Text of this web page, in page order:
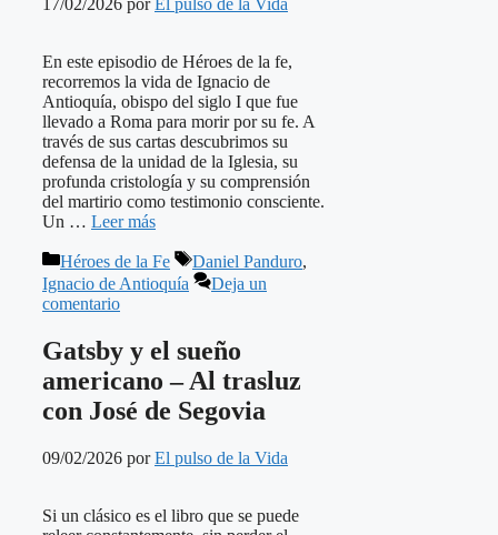
17/02/2026 porEl pulso de la Vida
En este episodio de Héroes de la fe,
recorremos la vida de Ignacio de
Antioquía, obispo del siglo I que fue
llevado a Roma para morir por su fe. A
través de sus cartas descubrimos su
defensa de la unidad de la Iglesia, su
profunda cristología y su comprensión
del martirio como testimonio consciente.
Un … Leer más
Categorías
Héroes de la Fe Etiquetas
Daniel Panduro,
Ignacio de Antioquía
Deja un
comentario
Gatsby y el sueño
americano – Al trasluz
con José de Segovia
09/02/2026 porEl pulso de la Vida
Si un clásico es el libro que se puede